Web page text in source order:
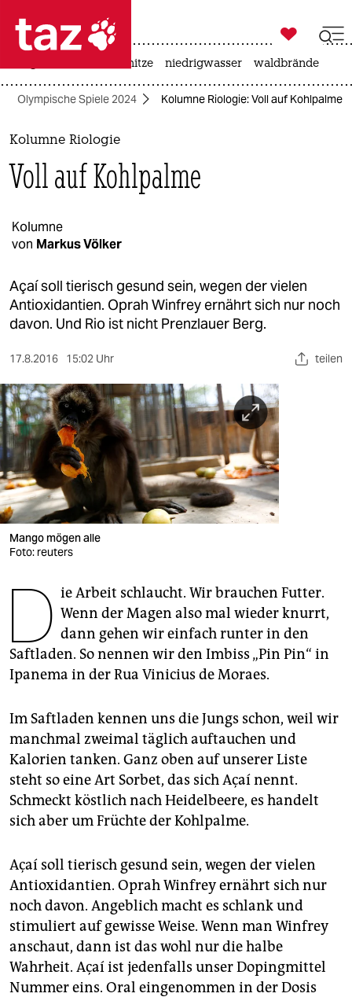
 taz zahl ich
taz zahl ich
themen
politik
gesellschaft
kultur
sport
berlin
nord
wahrheit
verlag
verlag
veranstaltungen
shop
unterstützen
abo
genossenschaft

taz zahl ich
hitze niedrigwasser waldbrände
Olympische Spiele 2024 Kolumne Riologie: Voll auf Kohlpalme
Kolumne Riologie
Voll auf Kohlpalme
Kolumne
von Markus Völker
Açaí soll tierisch gesund sein, wegen der vielen
Antioxidantien. Oprah Winfrey ernährt sich nur noch
davon. Und Rio ist nicht Prenzlauer Berg.
17.8.2016 15:02 Uhr teilen
Mango mögen alle
Foto: reuters
D ie Arbeit schlaucht. Wir brauchen Futter.
Wenn der Magen also mal wieder knurrt,
dann gehen wir einfach runter in den
Saftladen. So nennen wir den Imbiss „Pin Pin“ in
Ipanema in der Rua Vinicius de Moraes.
Im Saftladen kennen uns die Jungs schon, weil wir
manchmal zweimal täglich auftauchen und
Kalorien tanken. Ganz oben auf unserer Liste
steht so eine Art Sorbet, das sich Açaí nennt.
Schmeckt köstlich nach Heidelbeere, es handelt
sich aber um Früchte der Kohlpalme.
Açaí soll tierisch gesund sein, wegen der vielen
Antioxidantien. Oprah Winfrey ernährt sich nur
noch davon. Angeblich macht es schlank und
stimuliert auf gewisse Weise. Wenn man Winfrey
anschaut, dann ist das wohl nur die halbe
Wahrheit. Açaí ist jedenfalls unser Dopingmittel
Nummer eins. Oral eingenommen in der Dosis